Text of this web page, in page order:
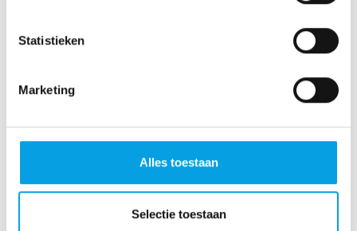
Statistieken
Marketing
Alles toestaan
Selectie toestaan
GooglePrivacy Policy
zijn van
WAT DOET CAMPERHOST/CARHOST?